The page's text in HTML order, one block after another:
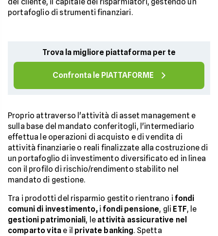
portafoglio di strumenti finanziari.
Trova la migliore piattaforma per te
Confronta le PIATTAFORME
Proprio attraverso l'attività di asset management e
sulla base del mandato conferitogli, l'intermediario
effettua le operazioni di acquisto e di vendita di
attività finanziarie o reali finalizzate alla costruzione di
un portafoglio di investimento diversificato ed in linea
con il profilo di rischio/rendimento stabilito nel
mandato di gestione.
Tra i prodotti del risparmio gestito rientrano i fondi
comuni di investimento,ifondi pensione, gli ETF, le
gestioni patrimoniali, le attività assicurative nel
comparto vita e il private banking. Spetta